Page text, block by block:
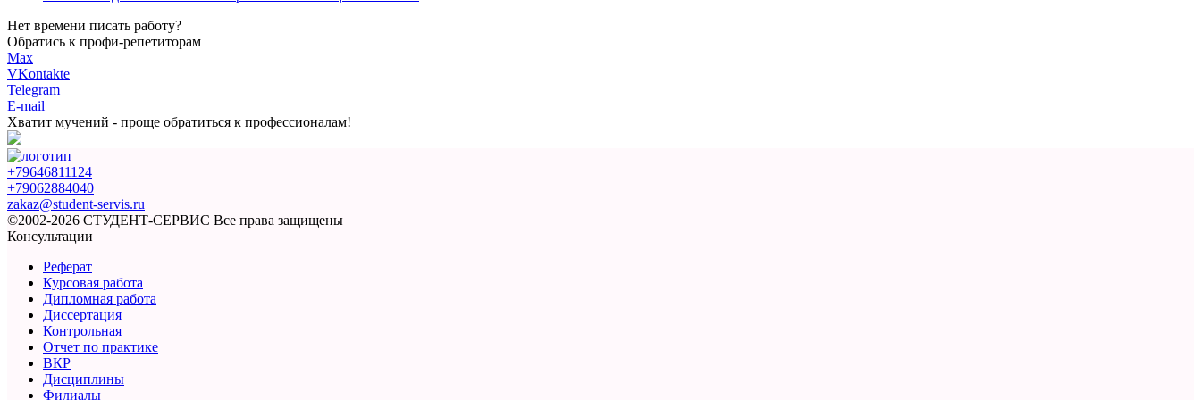
Нет времени писать работу?
Обратись к профи-репетиторам
Max
VKontakte
Telegram
E-mail
Хватит мучений - проще обратиться к профессионалам!
+79646811124
+79062884040
zakaz@student-servis.ru
©2002-2026 СТУДЕНТ-СЕРВИС Все права защищены
Консультации
Реферат
Курсовая работа
Дипломная работа
Диссертация
Контрольная
Отчет по практике
ВКР
Дисциплины
Филиалы